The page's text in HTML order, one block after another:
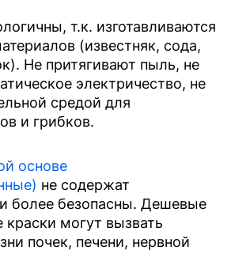
т.к. изготавливаются
(известняк, сода,
Не притягивают пыль, не
электричество, не
средой для
и грибков.
основе
не содержат
более безопасны. Дешевые
краски могут вызвать
почек, печени, нервной